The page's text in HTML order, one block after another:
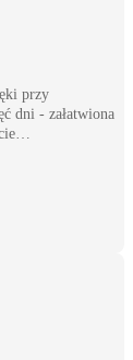
przy
dni - załatwiona